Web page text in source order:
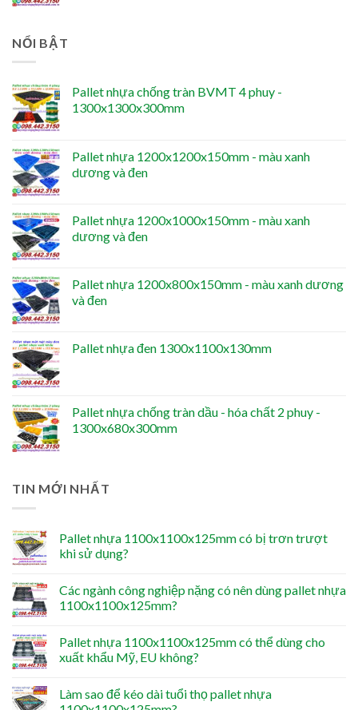
NỔI BẬT
Pallet nhựa chống tràn BVMT 4 phuy -
1300x1300x300mm
Pallet nhựa 1200x1200x150mm - màu xanh
dương và đen
Pallet nhựa 1200x1000x150mm - màu xanh
dương và đen
Pallet nhựa 1200x800x150mm - màu xanh dương
và đen
Pallet nhựa đen 1300x1100x130mm
Pallet nhựa chống tràn dầu - hóa chất 2 phuy -
1300x680x300mm
TIN MỚI NHẤT
Pallet nhựa 1100x1100x125mm có bị trơn trượt
khi sử dụng?
Các ngành công nghiệp nặng có nên dùng pallet nhựa
1100x1100x125mm?
Pallet nhựa 1100x1100x125mm có thể dùng cho
xuất khẩu Mỹ, EU không?
Làm sao để kéo dài tuổi thọ pallet nhựa